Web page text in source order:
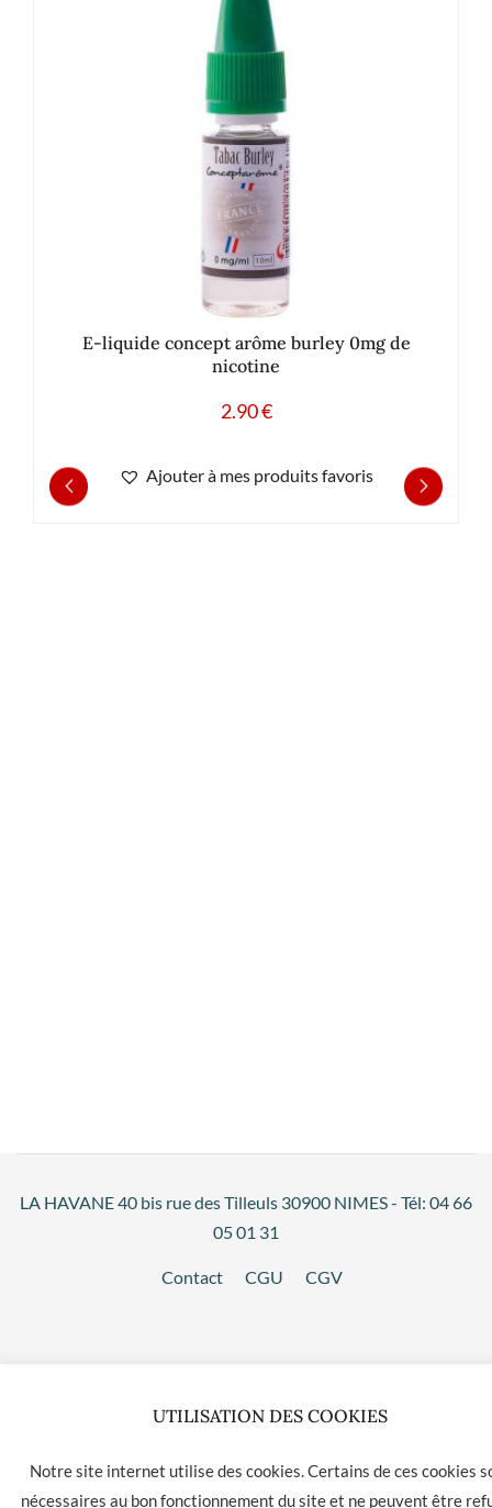
E-liquide concept arôme burley 0mg de
nicotine
2.90€
Ajouter à mes produits favoris
LA HAVANE 40 bis rue des Tilleuls 30900 NIMES - Tél: 04 66
05 01 31
Contact CGU CGV
UTILISATION DES COOKIES
Notre site internet utilise des cookies. Certains de ces cookies
nécessaires au bon fonctionnement du site et ne peuvent être